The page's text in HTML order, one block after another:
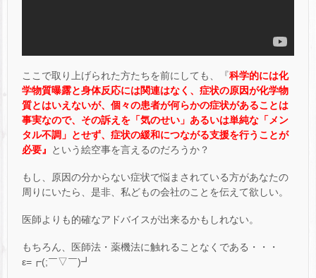
ここで取り上げられた方たちを前にしても、『科学的には化
学物質曝露と身体反応には関連はなく、症状の原因が化学物
質とはいえないが、個々の患者が何らかの症状があることは
事実なので、その訴えを「気のせい」あるいは単純な「メン
タル不調」とせず、症状の緩和につながる支援を行うことが
必要』
という絵空事を言えるのだろうか？
もし、原因の分からない症状で悩まされている方があなたの
周りにいたら、是非、私どもの会社のことを伝えて欲しい。
医師よりも的確なアドバイスが出来るかもしれない。
もちろん、医師法・薬機法に触れることなくである・・・
ε=┏(;￣▽￣)┛